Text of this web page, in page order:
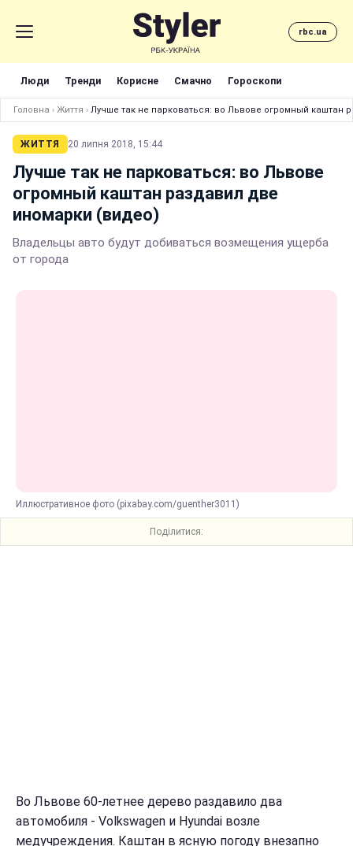
rbc.ua
Люди Тренди Корисне Смачно Гороскопи
Головна › Життя › Лучше так не парковаться: во Львове огромный каштан
ЖИТТЯ 20 липня 2018, 15:44
Лучше так не парковаться: во Львове
огромный каштан раздавил две
иномарки (видео)
Владельцы авто будут добиваться возмещения ущерба
от города
Иллюстративное фото (pixabay.com/guenther3011)
Поділитися:
Во Львове 60-летнее дерево раздавило два
автомобиля - Volkswagen и Hyundai возле
медучреждения. Каштан в ясную погоду внезапно